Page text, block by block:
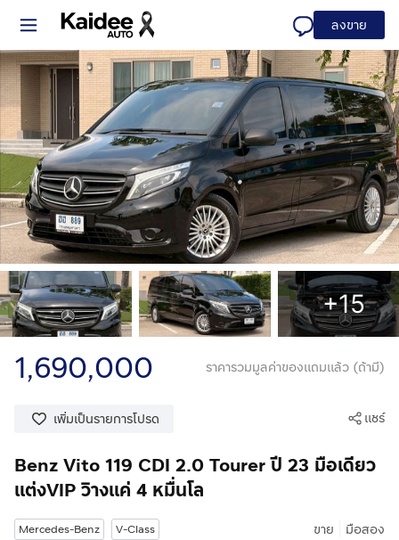
ลงขาย
+15
1,690,000 ราคารวมมูลค่าของแถมแล้ว (ถ้ามี)
เพิ่มเป็นรายการโปรด แชร์
Benz Vito 119 CDI 2.0 Tourer ปี 23 มือเดียว
แต่งVIP วิางแค่ 4 หมื่นโล
Mercedes-Benz V-Class ขาย มือสอง